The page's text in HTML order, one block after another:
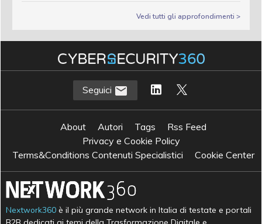
Vedi tutti gli approfondimenti >
Seguici
About Autori Tags
Rss Feed
Privacy e Cookie Policy
Terms&Conditions Contenuti Specialistici
Cookie Center
Nextwork360 è il più grande network in Italia di testate e portali